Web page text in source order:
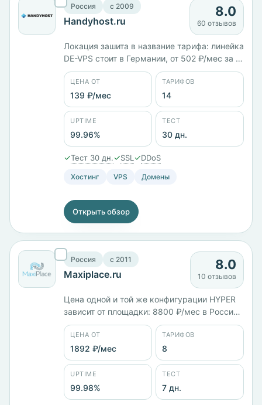
Россия c 2009
Handyhost.ru
8.0
60 отзывов
Локация зашита в название тарифа: линейка
DE-VPS стоит в Германии, от 502 ₽/мес за 1
ГБ памяти до 1624 ₽/мес за 3 ядра и 4 ГБ.
Всего 14 тарифов от 139 ₽/мес, площадки в
России, Германии и Финляндии. Юрлицо
ООО «Хенди Хост», панели ISPmanager и
VMmanager. Заявленный uptime 99,96%,
тест 30 дней.
ЦЕНА ОТ
139 ₽/мес
ТАРИФОВ
14
UPTIME
99.96%
ТЕСТ
30 дн.
✓Тест 30 дн.✓SSL ✓DDoS
Хостинг VPS Домены
Открыть обзор
Россия c 2011
Maxiplace.ru
8.0
10 отзывов
Цена одной и той же конфигурации HYPER
зависит от площадки: 8800 ₽/мес в России
на KVM, 22 768 ₽/мес в Германии, 24 880 ₽/
мес в Нидерландах, а Windows-версия в
Германии — 29 060 ₽/мес. Восемь тарифов,
юрлицо ООО «Максиплэйс», заявленный
uptime 99,98%.
ЦЕНА ОТ
1892 ₽/мес
ТАРИФОВ
8
UPTIME
99.98%
ТЕСТ
7 дн.